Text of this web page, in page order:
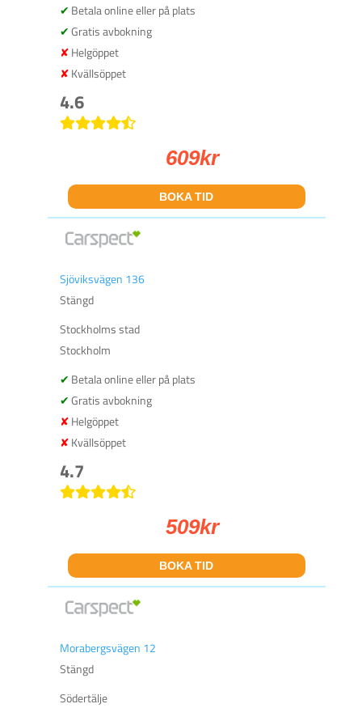
Betala online eller på plats
Gratis avbokning
Helgöppet
Kvällsöppet
4.6
609kr
BOKA TID
Sjöviksvägen 136
Stängd
Stockholms stad
Stockholm
Betala online eller på plats
Gratis avbokning
Helgöppet
Kvällsöppet
4.7
509kr
BOKA TID
Morabergsvägen 12
Stängd
Södertälje